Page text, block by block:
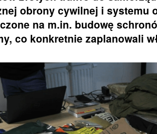
obrony cywilnej i systemu
na m.in. budowę
co konkretnie zaplanowali